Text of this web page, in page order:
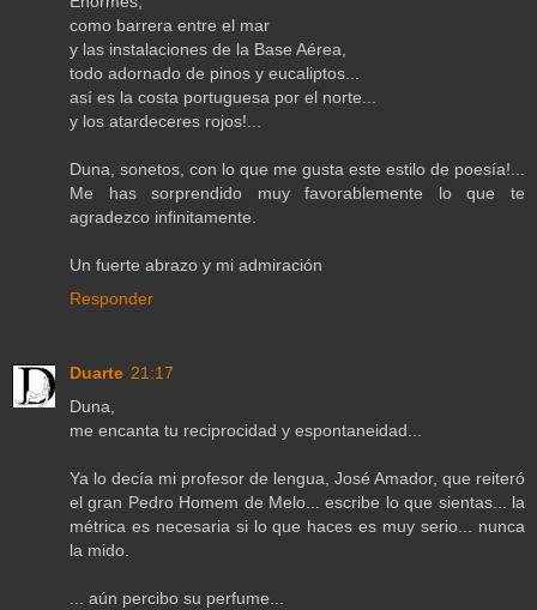
como barrera entre el mar
y las instalaciones de la Base Aérea,
todo adornado de pinos y eucaliptos...
así es la costa portuguesa por el norte...
y los atardeceres rojos!...
Duna, sonetos, con lo que me gusta este estilo de poesía!...
Me has sorprendido muy favorablemente lo que te
agradezco infinitamente.
Un fuerte abrazo y mi admiración
Responder
Duarte 21:17
Duna,
me encanta tu reciprocidad y espontaneidad...
Ya lo decía mi profesor de lengua, José Amador, que reiteró
el gran Pedro Homem de Melo... escribe lo que sientas... la
métrica es necesaria si lo que haces es muy serio... nunca
la mido.
... aún percibo su perfume...